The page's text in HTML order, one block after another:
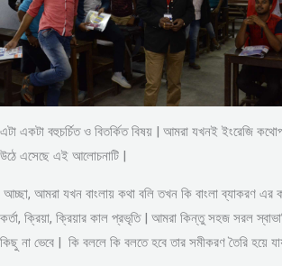
এটা একটা বহুচর্চিত ও বিতর্কিত বিষয় | আমরা যখনই ইংরেজি
উঠে এসেছে এই আলোচনাটি |
আচ্ছা, আমরা যখন বাংলায় কথা বলি তখন কি বাংলা ব্যাকরণ এর
কর্তা, ক্রিয়া, ক্রিয়ার কাল প্রভৃতি | আমরা কিন্তু সহজ সরল
কিছু না ভেবে | কি বললে কি বলতে হবে তার সমীকরণ তৈরি হয়ে